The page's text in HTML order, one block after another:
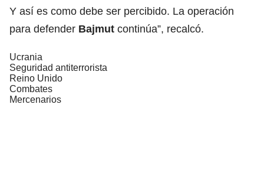
Y así es como debe ser percibido. La operación
para defender Bajmut continúa”, recalcó.
Ucrania
Seguridad antiterrorista
Reino Unido
Combates
Mercenarios